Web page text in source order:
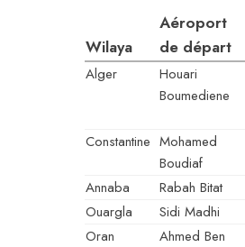
Wilaya
Aéroport
de départ
Alger
Houari
Boumediene
Constantine Mohamed
Boudiaf
Annaba Rabah Bitat
Ouargla
Sidi Madhi
Oran
Ahmed Ben